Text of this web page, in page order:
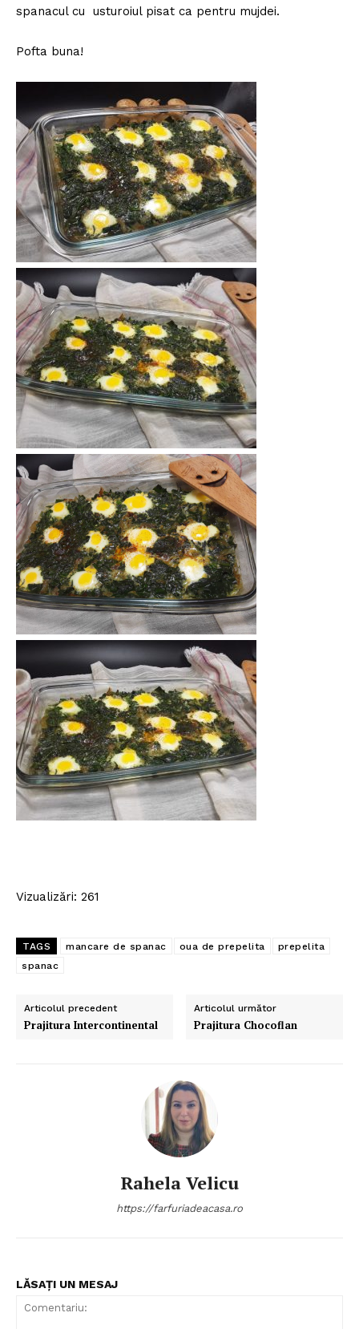
spanacul cu usturoiul pisat ca pentru mujdei.
Pofta buna!
Vizualizări: 261
TAGS mancare de spanac oua de prepelita
prepelita
spanac
Articolul precedent
Prajitura Intercontinental
Articolul următor
Prajitura Chocoflan
Rahela Velicu
https://farfuriadeacasa.ro
LĂSAȚI UN MESAJ